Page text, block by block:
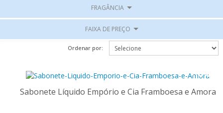
FRAGÂNCIA
FAIXA DE PREÇO
Ordenar por:
-16%
Sabonete Líquido Empório e Cia Framboesa e Amora